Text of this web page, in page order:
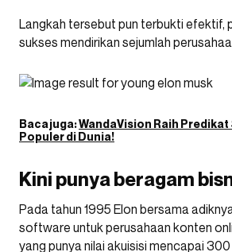
Langkah tersebut pun terbukti efektif,
sukses mendirikan sejumlah
Baca juga:WandaVision Raih
Populer di Dunia!
Kini punya beragam
Pada tahun 1995 Elon bersama
software untuk perusahaan konten
yang punya nilai akuisisi mencapai